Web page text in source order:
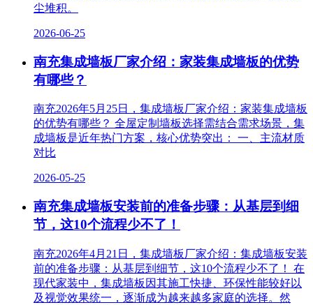
尘堆积。
2026-06-25
南充集成墙板厂家介绍：家装集成墙板的优势
有哪些？
南充2026年5月25日，集成墙板厂家介绍：家装集成墙板
的优势有哪些？ 全屋定制墙板选择需结合需求场景，集
成墙板是近年热门方案，核心优势突出： 一、主流材质
对比
2026-05-25
南充集成墙板安装前的准备步骤：从基层到细
节，这10个流程少不了！
南充2026年4月21日，集成墙板厂家介绍：集成墙板安装
前的准备步骤：从基层到细节，这10个流程少不了！ 在
现代家装中，集成墙板因其施工快捷、环保性能较好以
及视觉效果统一，逐渐成为越来越多家庭的选择。然